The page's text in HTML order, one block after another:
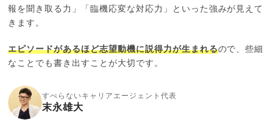
報を聞き取る力」「臨機応変な対応力」といった強みが見えて
きます。
エピソードがあるほど志望動機に説得力が生まれるので、些細
なことでも書き出すことが大切です。
すべらないキャリアエージェント代表
末永雄大